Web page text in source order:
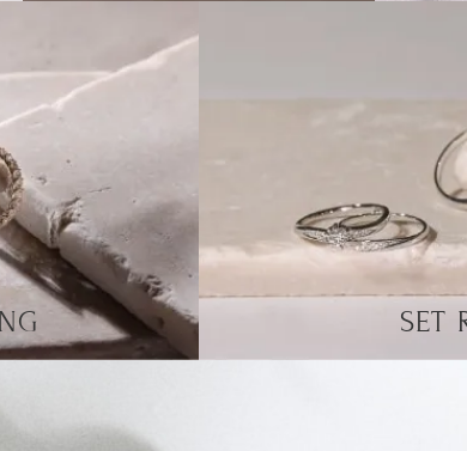
SET